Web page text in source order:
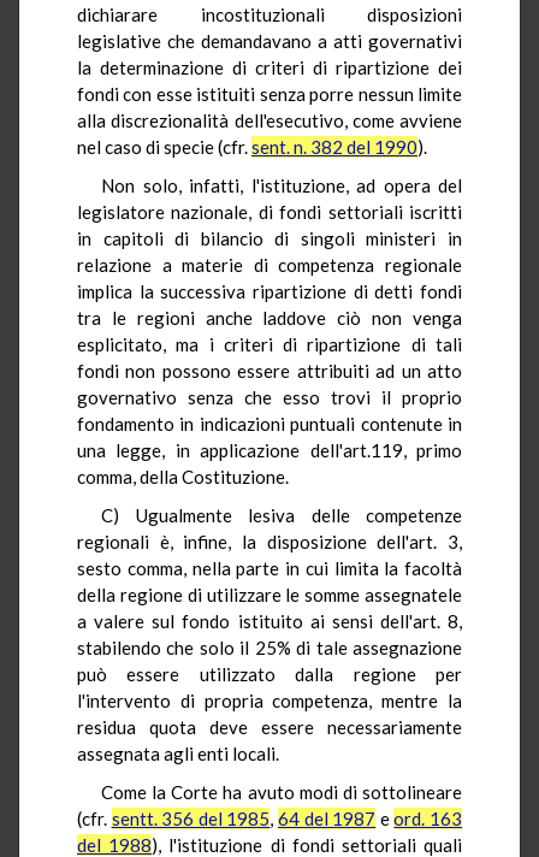
dichiarare incostituzionali disposizioni
legislative che demandavano a atti governativi
la determinazione di criteri di ripartizione dei
fondi con esse istituiti senza porre nessun limite
alla discrezionalità dell'esecutivo, come avviene
nel caso di specie (cfr.sent. n. 382 del 1990).
Non solo, infatti, l'istituzione, ad opera del
legislatore nazionale, di fondi settoriali iscritti
in capitoli di bilancio di singoli ministeri in
relazione a materie di competenza regionale
implica la successiva ripartizione di detti fondi
tra le regioni anche laddove ciò non venga
esplicitato, ma i criteri di ripartizione di tali
fondi non possono essere attribuiti ad un atto
governativo senza che esso trovi il proprio
fondamento in indicazioni puntuali contenute in
una legge, in applicazione dell'art.119, primo
comma, della Costituzione.
C) Ugualmente lesiva delle competenze
regionali è, infine, la disposizione dell'art. 3,
sesto comma, nella parte in cui limita la facoltà
della regione di utilizzare le somme assegnatele
a valere sul fondo istituito ai sensi dell'art. 8,
stabilendo che solo il 25% di tale assegnazione
può essere utilizzato dalla regione per
l'intervento di propria competenza, mentre la
residua quota deve essere necessariamente
assegnata agli enti locali.
Come la Corte ha avuto modi di sottolineare
(cfr. sentt. 356 del 1985,64 del 1987 eord. 163
del 1988), l'istituzione di fondi settoriali quali